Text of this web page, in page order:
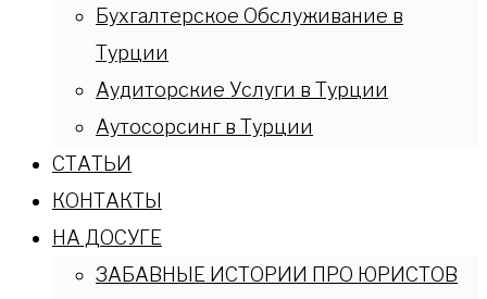
Бухгалтерское Обслуживание в
Турции
Аудиторские Услуги в Турции
Аутосорсинг в Турции
СТАТЬИ
КОНТАКТЫ
НА ДОСУГЕ
ЗАБАВНЫЕ ИСТОРИИ ПРО ЮРИСТОВ